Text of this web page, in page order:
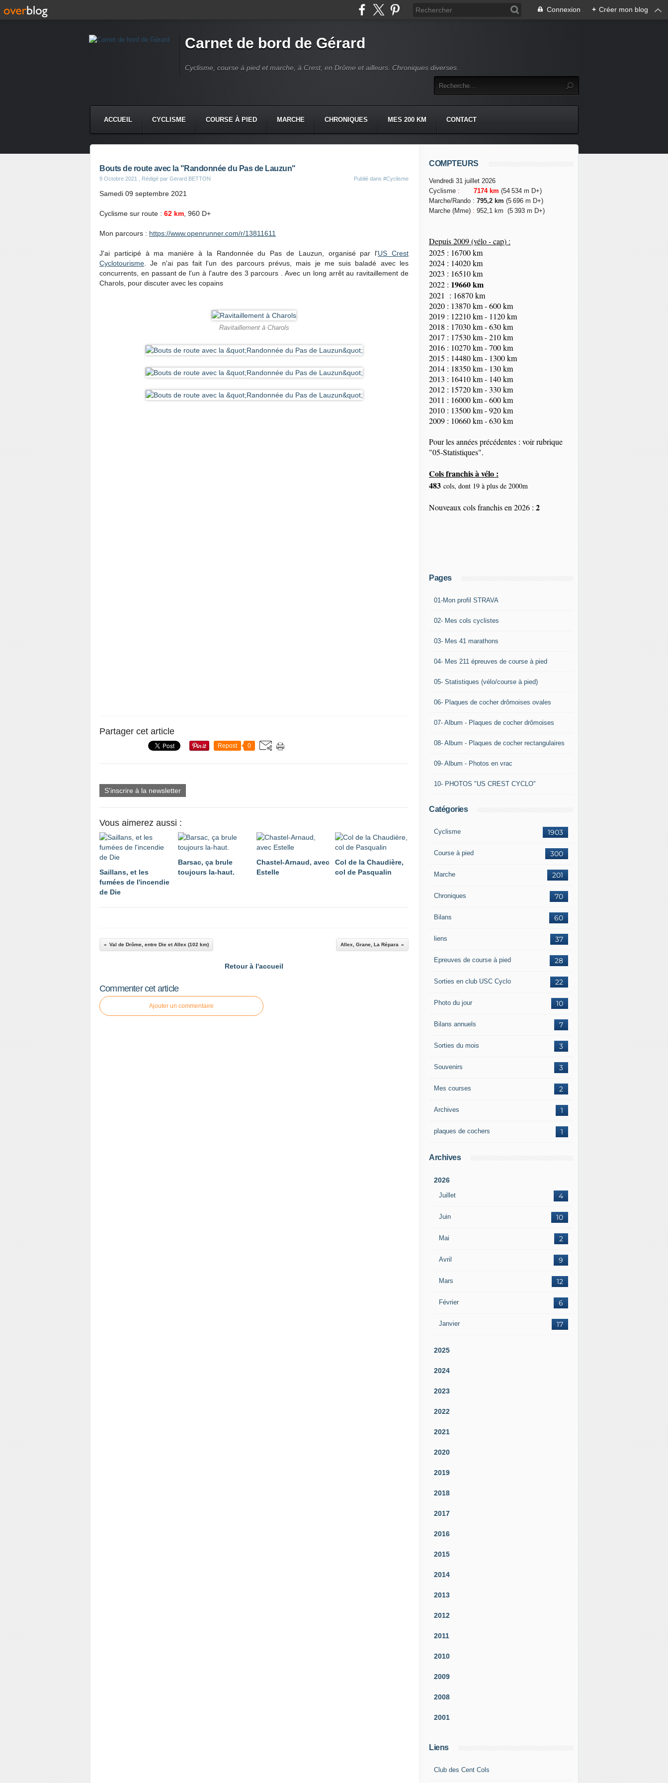
Connexion + Créer mon blog
Carnet de bord de Gérard
Cyclisme, course à pied et marche, à Crest, en Drôme et ailleurs. Chroniques diverses.
ACCUEIL CYCLISME COURSE À PIED MARCHE CHRONIQUES MES 200 KM CONTACT
Bouts de route avec la "Randonnée du Pas de Lauzun"
9 Octobre 2021 , Rédigé par Gerard BETTON Publié dans #Cyclisme
Samedi 09 septembre 2021
Cyclisme sur route : 62 km , 960 D+
Mon parcours : https://www.openrunner.com/r/13811611
J'ai participé à ma manière à la Randonnée du Pas de Lauzun, organisé par l'US Crest
Cyclotourisme . Je n'ai pas fait l'un des parcours prévus, mais je me suis baladé avec les
concurrents, en passant de l'un à l'autre des 3 parcours . Avec un long arrêt au ravitaillement de
Charols, pour discuter avec les copains
Ravitaillement à Charols
Partager cet article
Repost 0
S'inscrire à la newsletter
Vous aimerez aussi :
Saillans, et les
fumées de l'incendie
de Die
Barsac, ça brule
toujours la-haut.
Chastel-Arnaud, avec
Estelle
Col de la Chaudière,
col de Pasqualin
Val de Drôme, entre Die et Allex (102 km) Allex, Grane, La Répara
Retour à l'accueil
Commenter cet article
Ajouter un commentaire
COMPTEURS
Vendredi 31 juillet 2026
Cyclisme : 7174 km (54 534 m D+)
Marche/Rando : 795,2 km (5 696 m D+)
Marche (Mme) : 952,1 km (5 393 m D+)
Depuis 2009 (vélo - cap) :
2025 : 16700 km
2024 : 14020 km
2023 : 16510 km
2022 : 19660 km
2021 : 16870 km
2020 : 13870 km - 600 km
2019 : 12210 km - 1120 km
2018 : 17030 km - 630 km
2017 : 17530 km - 210 km
2016 : 10270 km - 700 km
2015 : 14480 km - 1300 km
2014 : 18350km- 130 km
2013 : 16410 km - 140 km
2012 : 15720 km - 330 km
2011 : 16000 km - 600 km
2010 : 13500 km - 920 km
2009 : 10660 km - 630 km
Pour les années précédentes : voir rubrique
"05-Statistiques".
Cols franchis à vélo :
483 cols, dont 19 à plus de 2000m
Nouveaux cols franchis en 2026 : 2
Pages
01-Mon profil STRAVA
02- Mes cols cyclistes
03- Mes 41 marathons
04- Mes 211 épreuves de course à pied
05- Statistiques (vélo/course à pied)
06- Plaques de cocher drômoises ovales
07- Album - Plaques de cocher drômoises
08- Album - Plaques de cocher rectangulaires
09- Album - Photos en vrac
10- PHOTOS "US CREST CYCLO"
Catégories
1903
Cyclisme
300
Course à pied
201
Marche
70
Chroniques
60
Bilans
37
liens
28
Epreuves de course à pied
22
Sorties en club USC Cyclo
10
Photo du jour
7
Bilans annuels
3
Sorties du mois
3
Souvenirs
2
Mes courses
1
Archives
1
plaques de cochers
Archives
2026
Juillet 4
Juin 10
Mai 2
Avril 9
Mars 12
Février 6
Janvier 17
2025
2024
2023
2022
2021
2020
2019
2018
2017
2016
2015
2014
2013
2012
2011
2010
2009
2008
2001
Liens
Club des Cent Cols